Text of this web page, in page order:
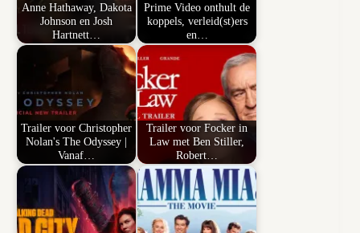
Anne Hathaway, Dakota
Johnson en Josh
Hartnett…
Prime Video onthult de
koppels, verleid(st)ers
en…
Trailer voor Christopher
Nolan's The Odyssey |
Vanaf…
Trailer voor Focker in
Law met Ben Stiller,
Robert…